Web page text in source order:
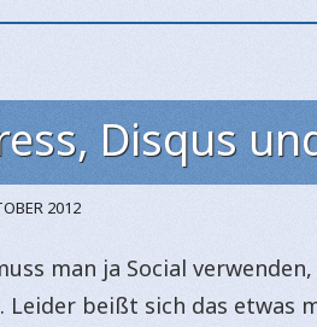
Disqus
2012
man ja Social
Leider beißt sich das etwas